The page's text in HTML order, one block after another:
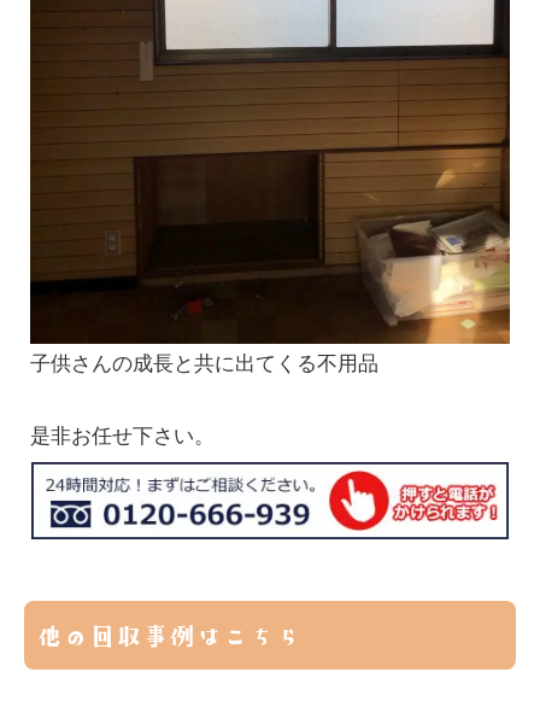
子供さんの成長と共に出てくる不用品
是非お任せ下さい。
他の回収事例はこちら